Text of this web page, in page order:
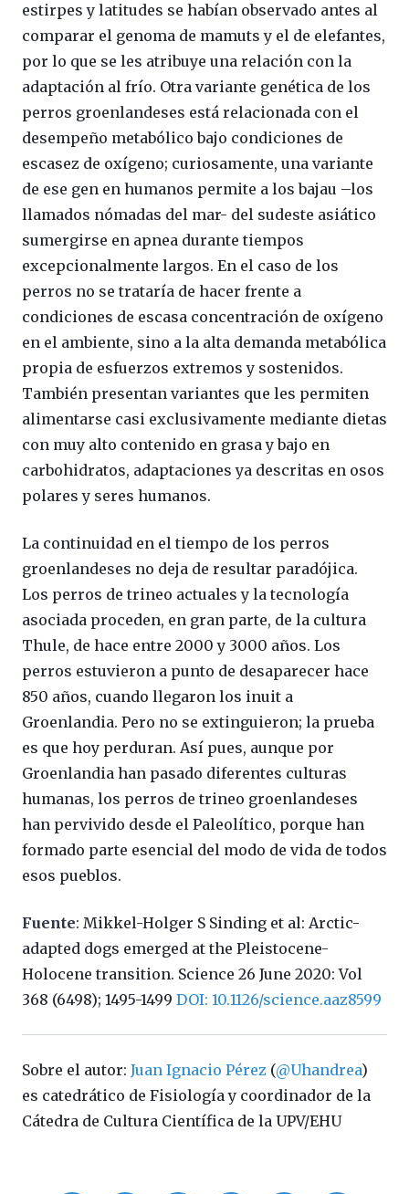
estirpes y latitudes se habían observado antes al
comparar el genoma de mamuts y el de elefantes,
por lo que se les atribuye una relación con la
adaptación al frío. Otra variante genética de los
perros groenlandeses está relacionada con el
desempeño metabólico bajo condiciones de
escasez de oxígeno; curiosamente, una variante
de ese gen en humanos permite a los bajau –los
llamados nómadas del mar- del sudeste asiático
sumergirse en apnea durante tiempos
excepcionalmente largos. En el caso de los
perros no se trataría de hacer frente a
condiciones de escasa concentración de oxígeno
en el ambiente, sino a la alta demanda metabólica
propia de esfuerzos extremos y sostenidos.
También presentan variantes que les permiten
alimentarse casi exclusivamente mediante dietas
con muy alto contenido en grasa y bajo en
carbohidratos, adaptaciones ya descritas en osos
polares y seres humanos.
La continuidad en el tiempo de los perros
groenlandeses no deja de resultar paradójica.
Los perros de trineo actuales y la tecnología
asociada proceden, en gran parte, de la cultura
Thule, de hace entre 2000 y 3000 años. Los
perros estuvieron a punto de desaparecer hace
850 años, cuando llegaron los inuit a
Groenlandia. Pero no se extinguieron; la prueba
es que hoy perduran. Así pues, aunque por
Groenlandia han pasado diferentes culturas
humanas, los perros de trineo groenlandeses
han pervivido desde el Paleolítico, porque han
formado parte esencial del modo de vida de todos
esos pueblos.
Fuente: Mikkel-Holger S Sinding et al: Arctic-
adapted dogs emerged at the Pleistocene-
Holocene transition. Science 26 June 2020: Vol
368 (6498); 1495-1499 DOI: 10.1126/science.aaz8599
Sobre el autor: Juan Ignacio Pérez (@Uhandrea)
es catedrático de Fisiología y coordinador de la
Cátedra de Cultura Científica de la UPV/EHU